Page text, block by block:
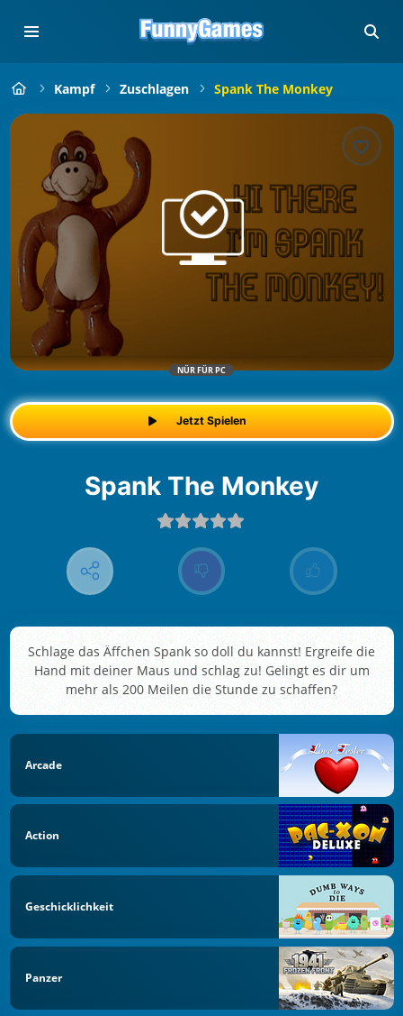
Kampf Zuschlagen Spank The Monkey
NÜR FÜR PC
Jetzt Spielen
Spank The Monkey
Schlage das Äffchen Spank so doll du kannst! Ergreife die
Hand mit deiner Maus und schlag zu! Gelingt es dir um
mehr als 200 Meilen die Stunde zu schaffen?
Arcade
Action
Geschicklichkeit
Panzer